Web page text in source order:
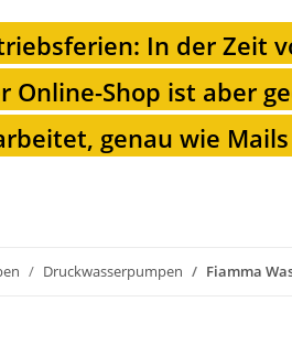
In der Zeit
Online-Shop ist aber
genau wie
Druckwasserpumpen Fiamma